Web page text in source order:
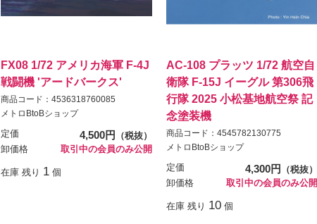
FX08 1/72 アメリカ海軍 F-4J
戦闘機 'アードバークス'
商品コード：4536318760085
メトロBtoBショップ
定価 4,500円
（税抜）
卸価格
取引中の会員のみ公開
在庫 残り 1 個
AC-108 プラッツ 1/72 航空自
衛隊 F-15J イーグル 第306飛
行隊 2025 小松基地航空祭 記
念塗装機
商品コード：4545782130775
メトロBtoBショップ
定価 4,300円
（税抜）
卸価格
取引中の会員のみ公開
在庫 残り 10 個